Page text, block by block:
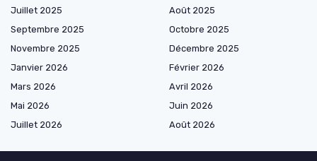
Juillet 2025
Août 2025
Septembre 2025
Octobre 2025
Novembre 2025
Décembre 2025
Janvier 2026
Février 2026
Mars 2026
Avril 2026
Mai 2026
Juin 2026
Juillet 2026
Août 2026